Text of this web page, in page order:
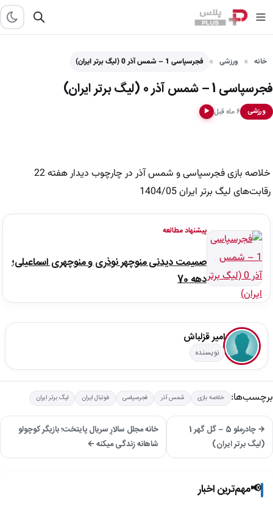
خانه ورزشی فجرسپاسی 1 – شمس آذر 0 (لیگ برتر ایران)
فجرسپاسی 1 – شمس آذر 0 (لیگ برتر ایران)
ورزشی ۶ ماه قبل ▶
خلاصه بازی فجرسپاسی و شمس آذر در چارچوب دیدار هفته 22
رقابت‌های لیگ برتر ایران 1404/05
پیشنهاد مطالعه
صمیمت دیدنی منوچهر نوذری و منوچهری اسماعیلی؛
دهه 70
امیر قزلباش
نویسنده
برچسب‌ها: خلاصه بازی شمس آذر فجرسپاسی فوتبال ایران لیگ برتر ایران
→ چادرملو 5 – گل گهر 1
(لیگ برتر ایران)
خانه مجلل سالارِ سریال پایتخت؛ بازیگر کوچولو
شاهانه زندگی میکنه ←
📢مهم‌ترین اخبار